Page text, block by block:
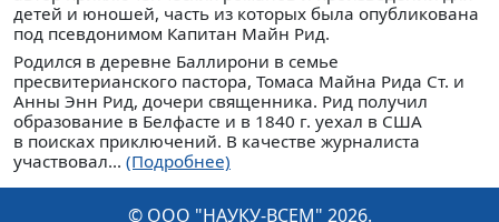
детей и юношей, часть из которых была опубликована
под псевдонимом Капитан Майн Рид.
Родился в деревне Баллирони в семье
пресвитерианского пастора, Томаса Майна Рида Ст. и
Анны Энн Рид, дочери священника. Рид получил
образование в Белфасте и в 1840 г. уехал в США
в поисках приключений. В качестве журналиста
участвовал... (Подробнее)
© ООО "НАУКУ-ВСЕМ" 2026.